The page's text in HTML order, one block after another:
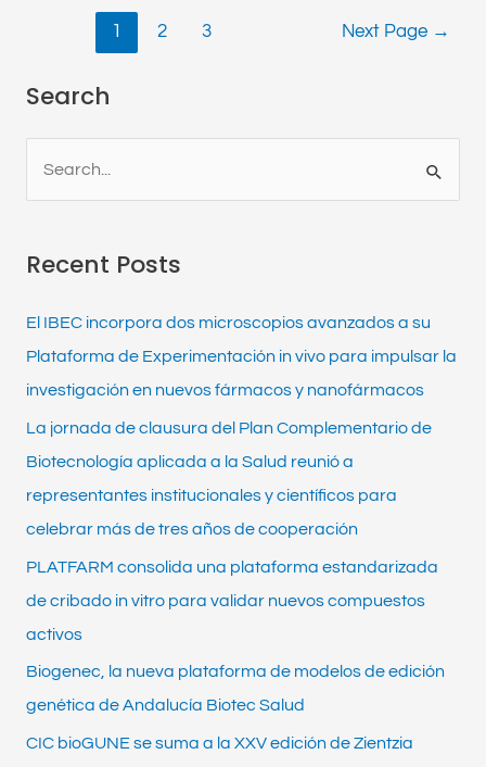
1 2 3 Next Page →
Search
rRecent Posts
El IBEC incorpora dos microscopios avanzados a su
Plataforma de Experimentación in vivo para impulsar la
investigación en nuevos fármacos y nanofármacos
La jornada de clausura del Plan Complementario de
Biotecnología aplicada a la Salud reunió a
representantes institucionales y científicos para
celebrar más de tres años de cooperación
PLATFARM consolida una plataforma estandarizada
de cribado in vitro para validar nuevos compuestos
activos
Biogenec, la nueva plataforma de modelos de edición
genética de Andalucía Biotec Salud
CIC bioGUNE se suma a la XXV edición de Zientzia